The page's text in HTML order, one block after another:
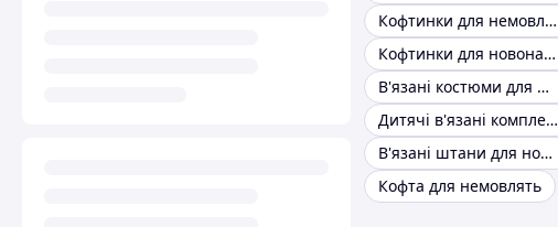
Кофтинки для немовлят
Кофтинки для новонароджених
В'язані костюми для новонароджених для фотосесії
Дитячі в'язані комплекти
В'язані штани для новонароджених
Кофта для немовлять